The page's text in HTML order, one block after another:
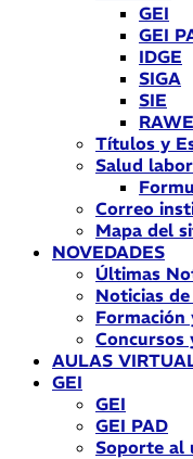
GEI
GEI
IDGE
SIGA
SIE
Títulos y
Salud
Correo
Mapa del
NOVEDADES
Últimas
Noticias
Formación
Concursos
AULAS
GEI
GEI
GEI PAD
Soporte al